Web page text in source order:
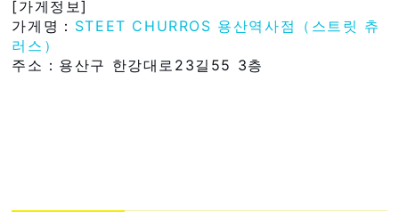
[가게정보]
가게명： STEET CHURROS 용산역사점（스트릿 츄
러스）
주소：용산구 한강대로23길55 3층